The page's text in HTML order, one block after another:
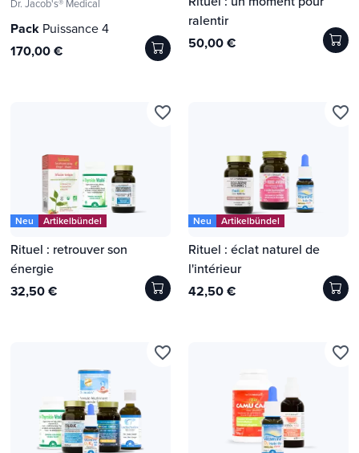
Dr. Jacob's® Medical
Pack Puissance 4
170,00 €
ralentir
50,00 €
Neu Artikelbündel
Rituel : retrouver son
énergie
32,50 €
favorite_border
Neu Artikelbündel
Rituel : éclat naturel de
l'intérieur
42,50 €
favorite_border
favorite_border favorite_border